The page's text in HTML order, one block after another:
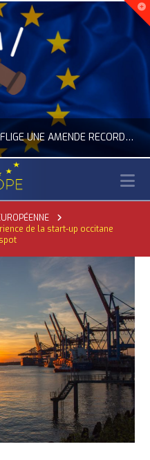
LA COMMISSION EUROPÉENNE INFLIGE UNE AMENDE RECORD À GOOGLE
D’OCCITANIE EUROPE, NUMÉRIQUE- DIGITAL
de la start-up occitane